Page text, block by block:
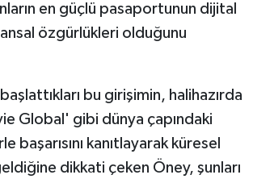
en güçlü pasaportunun dijital
özgürlükleri olduğunu
bu girişimin, halihazırda
Global' gibi dünya çapındaki
başarısını kanıtlayarak küresel
dikkati çeken Öney, şunları